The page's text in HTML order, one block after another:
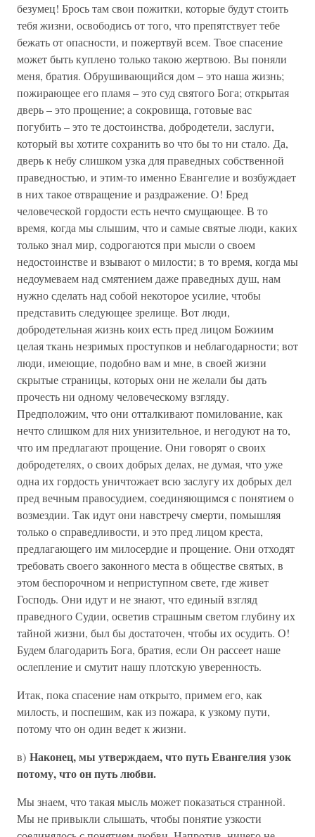
безумец! Брось там свои пожитки, которые будут стоить
тебя жизни, освободись от того, что препятствует тебе
бежать от опасности, и пожертвуй всем. Твое спасение
может быть куплено только такою жертвою. Вы поняли
меня, братия. Обрушивающийся дом – это наша жизнь;
пожирающее его пламя – это суд святого Бога; открытая
дверь – это прощение; а сокровища, готовые вас
погубить – это те достоинства, добродетели, заслуги,
который вы хотите сохранить во что бы то ни стало. Да,
дверь к небу слишком узка для праведных собственной
праведностью, и этим-то именно Евангелие и возбуждает
в них такое отвращение и раздражение. О! Бред
человеческой гордости есть нечто смущающее. В то
время, когда мы слышим, что и самые святые люди, каких
только знал мир, содрогаются при мысли о своем
недостоинстве и взывают о милости; в то время, когда мы
недоумеваем над смятением даже праведных душ, нам
нужно сделать над собой некоторое усилие, чтобы
представить следующее зрелище. Вот люди,
добродетельная жизнь коих есть пред лицом Божиим
целая ткань незримых проступков и неблагодарности; вот
люди, имеющие, подобно вам и мне, в своей жизни
скрытые страницы, которых они не желали бы дать
прочесть ни одному человеческому взгляду.
Предположим, что они отталкивают помилование, как
нечто слишком для них унизительное, и негодуют на то,
что им предлагают прощение. Они говорят о своих
добродетелях, о своих добрых делах, не думая, что уже
одна их гордость уничтожает всю заслугу их добрых дел
пред вечным правосудием, соединяющимся с понятием о
возмездии. Так идут они навстречу смерти, помышляя
только о справедливости, и это пред лицом креста,
предлагающего им милосердие и прощение. Они отходят
требовать своего законного места в обществе святых, в
этом беспорочном и неприступном свете, где живет
Господь. Они идут и не знают, что единый взгляд
праведного Судии, осветив страшным светом глубину их
тайной жизни, был бы достаточен, чтобы их осудить. О!
Будем благодарить Бога, братия, если Он рассеет наше
ослепление и смутит нашу плотскую уверенность.
Итак, пока спасение нам открыто, примем его, как
милость, и поспешим, как из пожара, к узкому пути,
потому что он один ведет к жизни.
в) Наконец, мы утверждаем, что путь Евангелия узок
потому, что он путь любви.
Мы знаем, что такая мысль может показаться странной.
Мы не привыкли слышать, чтобы понятие узкости